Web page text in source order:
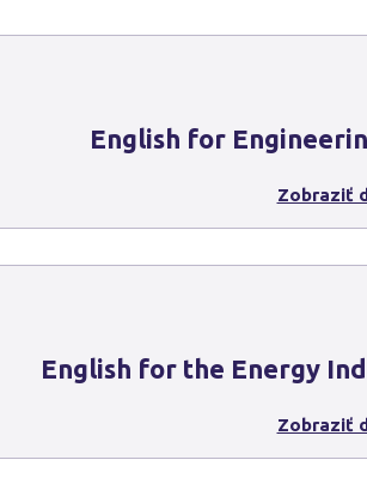
English for
Zobraziť
English for the Energy
Zobraziť